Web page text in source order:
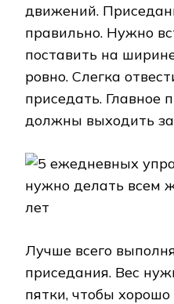
движений.
правильно. Нужно
поставить на
ровно. Слегка
приседать. Главное
должны выходить
Лучше всего
приседания. Вес
пятки, чтобы